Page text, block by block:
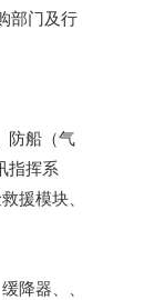
部门及行
防船（气
指挥系
援模块、
降器、、